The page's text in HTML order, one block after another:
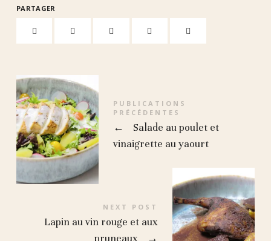
PARTAGER
PUBLICATIONS
PRÉCÉDENTES
←
Salade au poulet et
vinaigrette au yaourt
NEXT POST
Lapin au vin rouge et aux
pruneaux
→